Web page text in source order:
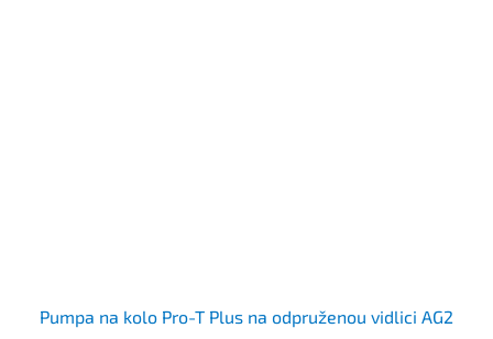
Pumpa na kolo Pro-T Plus na odpruženou vidlici AG2